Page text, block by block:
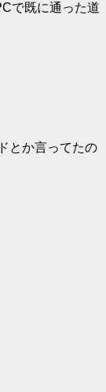
で既に通った道
とか言ってたの